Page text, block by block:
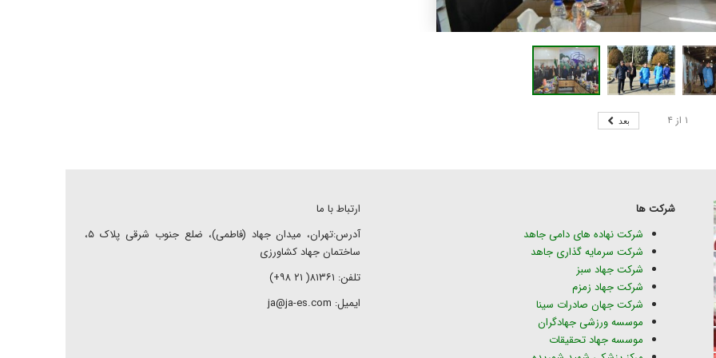
۱ از ۴ بعد
شرکت ها
شرکت نهاده های دامی جاهد
شرکت سرمایه گذاری جاهد
شرکت جهاد سبز
شرکت جهاد زمزم
شرکت جهان صادرات سینا
موسسه ورزشی جهادگران
موسسه جهاد تحقیقات
ارتباط با ما
آدرس:تهران، میدان جهاد (فاطمی)، ضلع جنوب شرقی پلاک ۵،
ساختمان جهاد کشاورزی
تلفن: ۸۱۳۶۱( ۲۱ ۹۸+)
ایمیل: ja@ja-es.com